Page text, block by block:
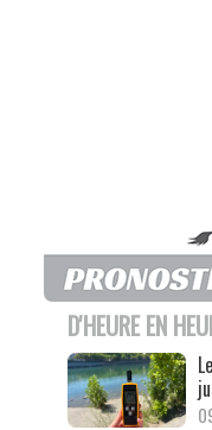
D'HEURE EN